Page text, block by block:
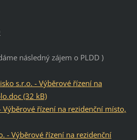
následný zájem o PLDD )
s.r.o. - Výběrové řízení na
(32 kB)
Výběrové řízení na rezidenční místo,
- Výběrové řízení na rezidenční